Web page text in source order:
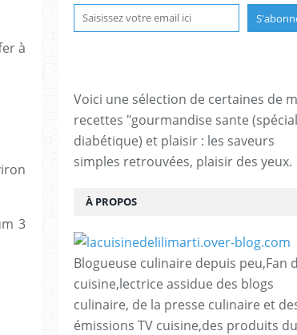
à
3
Voici une sélection de certaines de
recettes "gourmandise sante (spécial
diabétique) et plaisir : les saveurs
simples retrouvées, plaisir des yeux.
À PROPOS
Blogueuse culinaire depuis peu,Fan
cuisine,lectrice assidue des blogs
culinaire, de la presse culinaire et
émissions TV cuisine,des produits du